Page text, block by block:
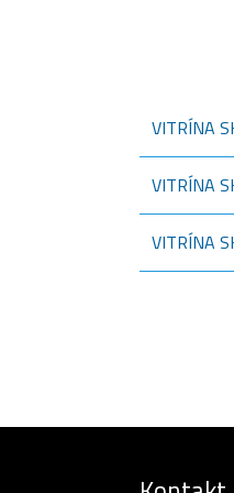
VITRÍNA
VITRÍNA
VITRÍNA